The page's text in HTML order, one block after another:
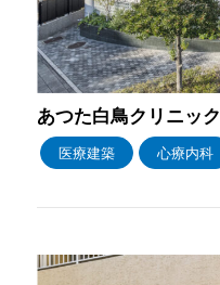
あつた白鳥クリニック
医療建築 心療内科